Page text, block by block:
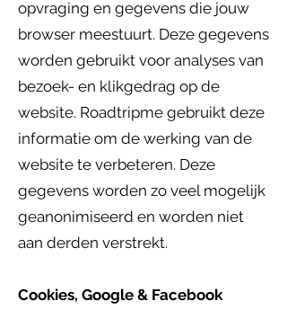
opvraging en gegevens die jouw
browser meestuurt. Deze gegevens
worden gebruikt voor analyses van
bezoek- en klikgedrag op de
website. Roadtripme gebruikt deze
informatie om de werking van de
website te verbeteren. Deze
gegevens worden zo veel mogelijk
geanonimiseerd en worden niet
aan derden verstrekt.
Cookies, Google & Facebook